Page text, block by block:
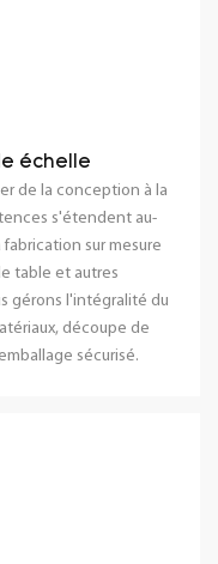
échelle
de la conception à la
s'étendent au-
sur mesure
table et autres
gérons l'intégralité du
découpe de
sécurisé.